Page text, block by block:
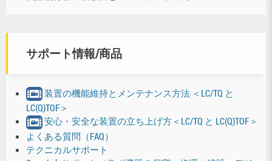
サポート情報/商品
装置の機能維持とメンテナンス方法 ＜LC/TQ と
LC(Q)TOF＞
安心・安全な装置の立ち上げ方＜LC/TQ と LC(Q)TOF＞
よくある質問（FAQ）
テクニカルサポート